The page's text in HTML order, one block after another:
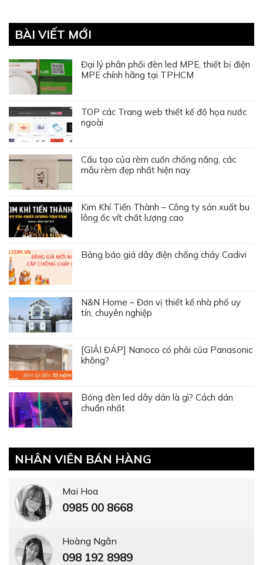
BÀI VIẾT MỚI
Đại lý phân phối đèn led MPE, thiết bị điện
MPE chính hãng tại TPHCM
TOP các Trang web thiết kế đồ họa nước
ngoài
Cấu tạo của rèm cuốn chống nắng, các
mẫu rèm đẹp nhất hiện nay
Kim Khí Tiến Thành – Công ty sản xuất bu
lông ốc vít chất lượng cao
Bảng báo giá dây điện chống cháy Cadivi
N&N Home – Đơn vị thiết kế nhà phố uy
tín, chuyên nghiệp
[GIẢI ĐÁP] Nanoco có phải của Panasonic
không?
Bóng đèn led dây dán là gì? Cách dán
chuẩn nhất
NHÂN VIÊN BÁN HÀNG
Mai Hoa
0985 00 8668
Hoàng Ngân
098 192 8989